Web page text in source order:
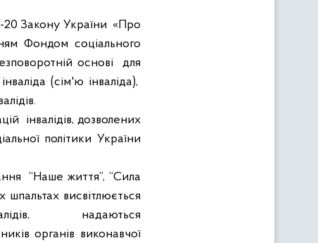
20 Закону України «Про
Фондом соціального
основі
для
(сім'ю інваліда),
інвалідів, дозволених
політики України
“Наше життя”, “Сила
шпальтах висвітлюється
надаються
органів виконавчої